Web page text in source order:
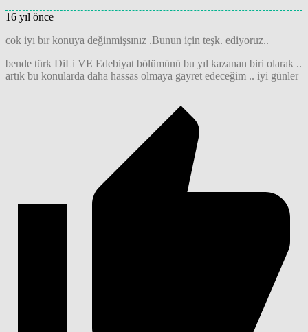
16 yıl önce
cok iyı bır konuya değinmişsınız .Bunun için teşk. ediyoruz..
bende türk DiLi VE Edebiyat bölümünü bu yıl kazanan biri olarak ..
artık bu konularda daha hassas olmaya gayret edeceğim .. iyi günler